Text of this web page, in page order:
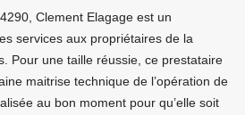
Clement Elagage est un
services aux propriétaires de la
Pour une taille réussie, ce prestataire
maitrise technique de l’opération de
au bon moment pour qu’elle soit